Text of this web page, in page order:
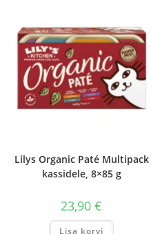
Lilys Organic Paté Multipack
kassidele, 8×85 g
23,90€
Lisa korvi